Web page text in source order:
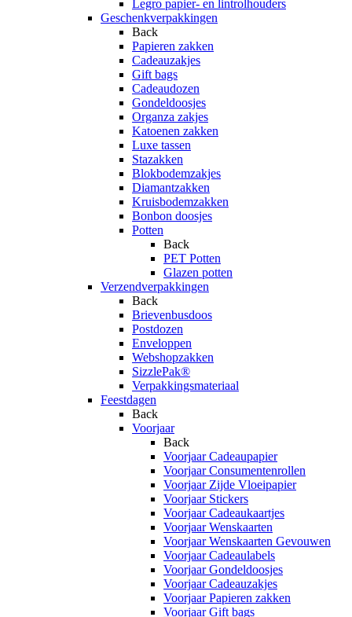
Legro papier- en lintrolhouders
Geschenkverpakkingen
Back
Papieren zakken
Cadeauzakjes
Gift bags
Cadeaudozen
Gondeldoosjes
Organza zakjes
Katoenen zakken
Luxe tassen
Stazakken
Blokbodemzakjes
Diamantzakken
Kruisbodemzakken
Bonbon doosjes
Potten
Back
PET Potten
Glazen potten
Verzendverpakkingen
Back
Brievenbusdoos
Postdozen
Enveloppen
Webshopzakken
SizzlePak®
Verpakkingsmateriaal
Feestdagen
Back
Voorjaar
Back
Voorjaar Cadeaupapier
Voorjaar Consumentenrollen
Voorjaar Zijde Vloeipapier
Voorjaar Stickers
Voorjaar Cadeaukaartjes
Voorjaar Wenskaarten
Voorjaar Wenskaarten Gevouwen
Voorjaar Cadeaulabels
Voorjaar Gondeldoosjes
Voorjaar Cadeauzakjes
Voorjaar Papieren zakken
Voorjaar Gift bags